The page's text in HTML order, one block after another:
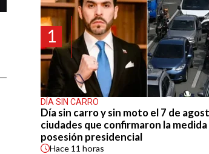
1
DÍA SIN CARRO
Día sin carro y sin moto el 7 de
ciudades que confirmaron la
posesión presidencial
Hace 11 horas